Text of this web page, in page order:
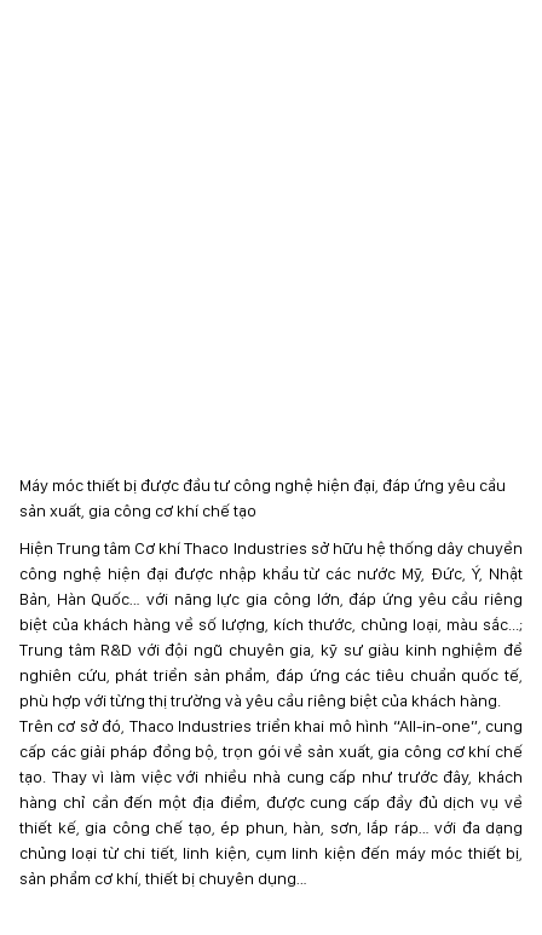
Máy móc thiết bị được đầu tư công nghệ hiện đại, đáp ứng yêu cầu
sản xuất, gia công cơ khí chế tạo
Hiện Trung tâm Cơ khí Thaco Industries sở hữu hệ thống dây chuyền
công nghệ hiện đại được nhập khẩu từ các nước Mỹ, Đức, Ý, Nhật
Bản, Hàn Quốc… với năng lực gia công lớn, đáp ứng yêu cầu riêng
biệt của khách hàng về số lượng, kích thước, chủng loại, màu sắc...;
Trung tâm R&D với đội ngũ chuyên gia, kỹ sư giàu kinh nghiệm để
nghiên cứu, phát triển sản phẩm, đáp ứng các tiêu chuẩn quốc tế,
phù hợp với từng thị trường và yêu cầu riêng biệt của khách hàng.
Trên cơ sở đó, Thaco Industries triển khai mô hình “All-in-one”, cung
cấp các giải pháp đồng bộ, trọn gói về sản xuất, gia công cơ khí chế
tạo. Thay vì làm việc với nhiều nhà cung cấp như trước đây, khách
hàng chỉ cần đến một địa điểm, được cung cấp đầy đủ dịch vụ về
thiết kế, gia công chế tạo, ép phun, hàn, sơn, lắp ráp… với đa dạng
chủng loại từ chi tiết, linh kiện, cụm linh kiện đến máy móc thiết bị,
sản phẩm cơ khí, thiết bị chuyên dụng…